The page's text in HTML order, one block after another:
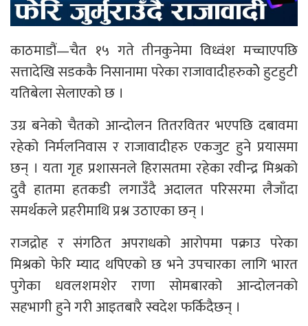
काठमाडौं—चैत १५ गते तीनकुनेमा विध्वंश मच्चाएपछि
सत्तादेखि सडककै निसानामा परेका राजावादीहरुकोे हुटहुटी
यतिबेला सेलाएको छ ।
उग्र बनेको चैतको आन्दोलन तितरवितर भएपछि दबावमा
रहेको निर्मलनिवास र राजावादीहरु एकजुट हुने प्रयासमा
छन् । यता गृह प्रशासनले हिरासतमा रहेका रवीन्द्र मिश्रको
दुवै हातमा हतकडी लगाउँदै अदालत परिसरमा लैजाँदा
समर्थकले प्रहरीमाथि प्रश्न उठाएका छन् ।
राजद्रोह र संगठित अपराधको आरोपमा पक्राउ परेका
मिश्रको फेरि म्याद थपिएको छ भने उपचारका लागि भारत
पुगेका धवलशमशेर राणा सोमबारको आन्दोलनको
सहभागी हुने गरी आइतबारै स्वदेश फर्किदैछन् ।